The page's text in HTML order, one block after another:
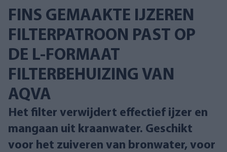
FINS GEMAAKTE IJZEREN
FILTERPATROON PAST OP
DE L-FORMAAT
FILTERBEHUIZING VAN
AQVA
Het filter verwijdert effectief ijzer en
mangaan uit kraanwater. Geschikt
voor het zuiveren van bronwater, voor